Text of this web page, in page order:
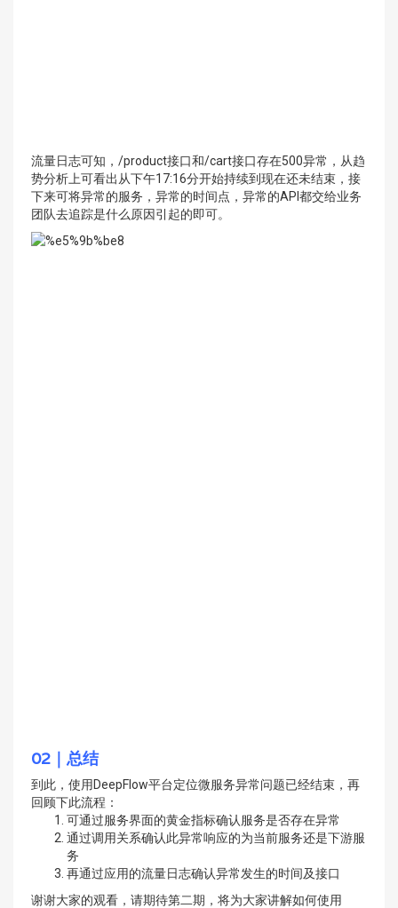
流量日志可知，/product接口和/cart接口存在500异常，从趋
势分析上可看出从下午17:16分开始持续到现在还未结束，接
下来可将异常的服务，异常的时间点，异常的API都交给业务
团队去追踪是什么原因引起的即可。
02｜总结
到此，使用DeepFlow平台定位微服务异常问题已经结束，再
回顾下此流程：
可通过服务界面的黄金指标确认服务是否存在异常
通过调用关系确认此异常响应的为当前服务还是下游服
务
再通过应用的流量日志确认异常发生的时间及接口
谢谢大家的观看，请期待第二期，将为大家讲解如何使用